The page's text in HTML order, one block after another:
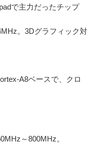
で主力だったチップ
。3Dグラフィック対
A8ベースで、クロ
～800MHz。